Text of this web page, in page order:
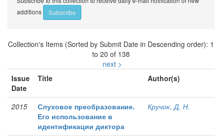
additions
Collection's Items (Sorted by Submit Date in Descending order): 1
to 20 of 138
next >
Issue
Date
Title Author(s)
2015
Слуховое преобразование.
Его использование в
идентификации диктора
Кручок, Д. Н.